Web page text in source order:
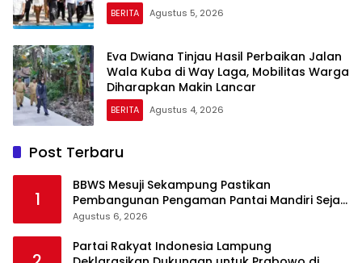
BERITA Agustus 5, 2026
Eva Dwiana Tinjau Hasil Perbaikan Jalan
Wala Kuba di Way Laga, Mobilitas Warga
Diharapkan Makin Lancar
BERITA Agustus 4, 2026
Post Terbaru
1
BBWS Mesuji Sekampung Pastikan
Pembangunan Pengaman Pantai Mandiri Sejati
Krui Penuhi Spesifikasi Teknis
Agustus 6, 2026
Partai Rakyat Indonesia Lampung